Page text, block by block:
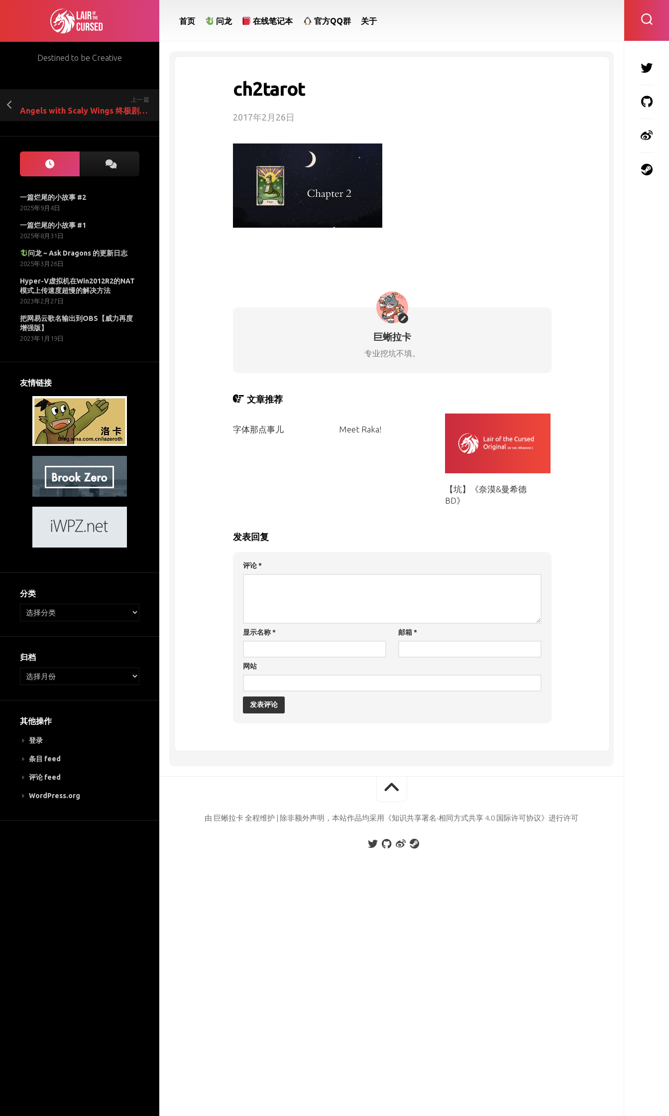
Destined to be Creative
上一篇
Angels with Scaly Wings 终极剧透与心得
一篇烂尾的小故事 #2
2025年9月4日
一篇烂尾的小故事 #1
2025年8月31日
问龙 ~ Ask Dragons 的更新日志
2025年3月26日
Hyper-V虚拟机在Win2012R2的NAT
模式上传速度超慢的解决方法
2023年2月27日
把网易云歌名输出到OBS【威力再度
增强版】
2023年1月19日
友情链接
分类
归档
其他操作
登录
条目 feed
评论 feed
WordPress.org
首页 问龙 在线笔记本 官方QQ群 关于
ch2tarot
2017年2月26日
巨蜥拉卡
专业挖坑不填。
文章推荐
字体那点事儿 Meet Raka!
【坑】《奈漠&曼希德
BD》
发表回复
评论*
显示名称* 邮箱*
网站
由 巨蜥拉卡 全程维护 | 除非额外声明，本站作品均采用《知识共享署名-相同方式共享 4.0 国际许可协议》进行许可